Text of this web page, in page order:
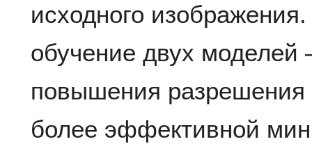
исходного
обучение двух
повышения разрешения
более эффективной